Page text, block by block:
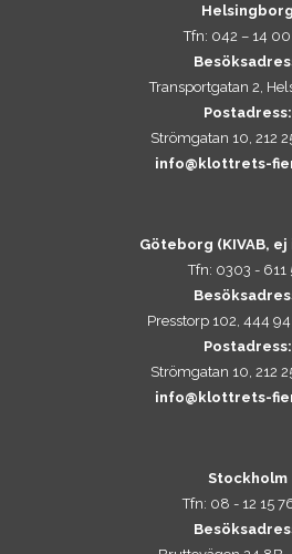
Helsingborg
Tfn: 042 – 14
Transportgatan 2,
Postadress:
Strömgatan 10, 212
info@klottrets-
Göteborg (KIVAB,
Tfn: 0303 - 611
Presstorp 102, 444
Postadress:
Strömgatan 10, 212
info@klottrets-
Stockholm
Tfn: 08 - 12 15